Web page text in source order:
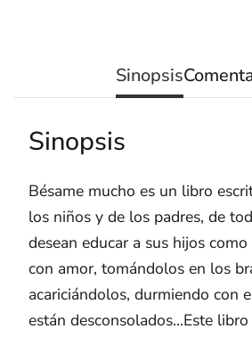
Sinopsis
Sinopsis
Bésame mucho es un libro
los niños y de los padres, de
desean educar a sus hijos como
con amor, tomándolos en los
acariciándolos, durmiendo con
están desconsolados...Este